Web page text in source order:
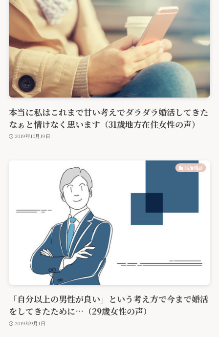
本当に私はこれまで甘い考えでダラダラ婚活してきた
なぁと情けなく思います（31歳地方在住女性の声）
2019年10月19日
婚活相談
「自分以上の男性が良い」という考え方で今まで婚活
をしてきたために…（29歳女性の声）
2019年9月1日